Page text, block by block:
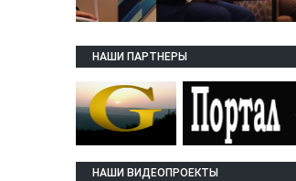
НАШИ ПАРТНЕРЫ
НАШИ ВИДЕОПРОЕКТЫ